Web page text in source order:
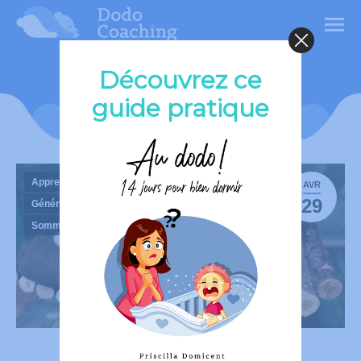
Comment aider Bébé à
dormir seul dès 2 mois
AVR
29
Apprendre à dormir
Général
Sommeil du bébé
Découvrez ce
guide pratique